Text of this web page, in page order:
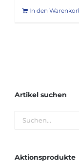
In den
Artikel suchen
Aktionsprodukte